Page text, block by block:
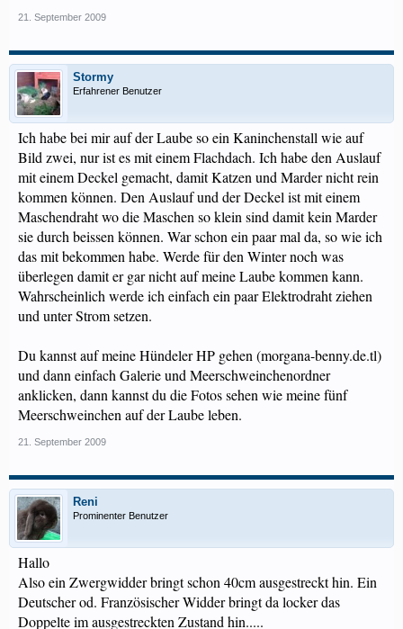
21. September 2009
Stormy
Erfahrener Benutzer
Ich habe bei mir auf der Laube so ein Kaninchenstall wie auf
Bild zwei, nur ist es mit einem Flachdach. Ich habe den Auslauf
mit einem Deckel gemacht, damit Katzen und Marder nicht rein
kommen können. Den Auslauf und der Deckel ist mit einem
Maschendraht wo die Maschen so klein sind damit kein Marder
sie durch beissen können. War schon ein paar mal da, so wie ich
das mit bekommen habe. Werde für den Winter noch was
überlegen damit er gar nicht auf meine Laube kommen kann.
Wahrscheinlich werde ich einfach ein paar Elektrodraht ziehen
und unter Strom setzen.
Du kannst auf meine Hündeler HP gehen (morgana-benny.de.tl)
und dann einfach Galerie und Meerschweinchenordner
anklicken, dann kannst du die Fotos sehen wie meine fünf
Meerschweinchen auf der Laube leben.
21. September 2009
Reni
Prominenter Benutzer
Hallo
Also ein Zwergwidder bringt schon 40cm ausgestreckt hin. Ein
Deutscher od. Französischer Widder bringt da locker das
Doppelte im ausgestreckten Zustand hin.....